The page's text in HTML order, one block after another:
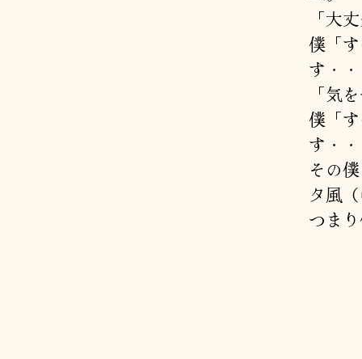
「大
僕「
す・
「気
僕「
す・
その
タ風
つま